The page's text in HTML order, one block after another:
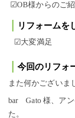
☑OB様からのご
リフォームを
☑大変満足
今回のリフォ
また何かございま
bar Gato 様、ア
た。